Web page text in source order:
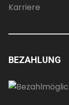
Karriere
BEZAHLUNG